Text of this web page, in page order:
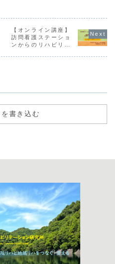
【オンライン講座】
訪問看護ステーショ
ンからのリハビリテ
書き込む